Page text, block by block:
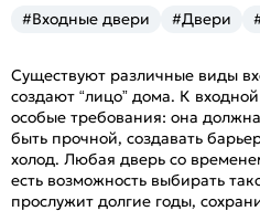
#Входные двери #Двери
Существуют различные виды
создают “лицо” дома. К
особые требования: она
быть прочной, создавать
холод. Любая дверь со
есть возможность выбирать
прослужит долгие годы,